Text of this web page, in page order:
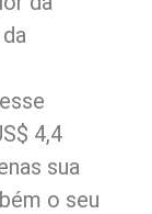
4,4
sua
o seu